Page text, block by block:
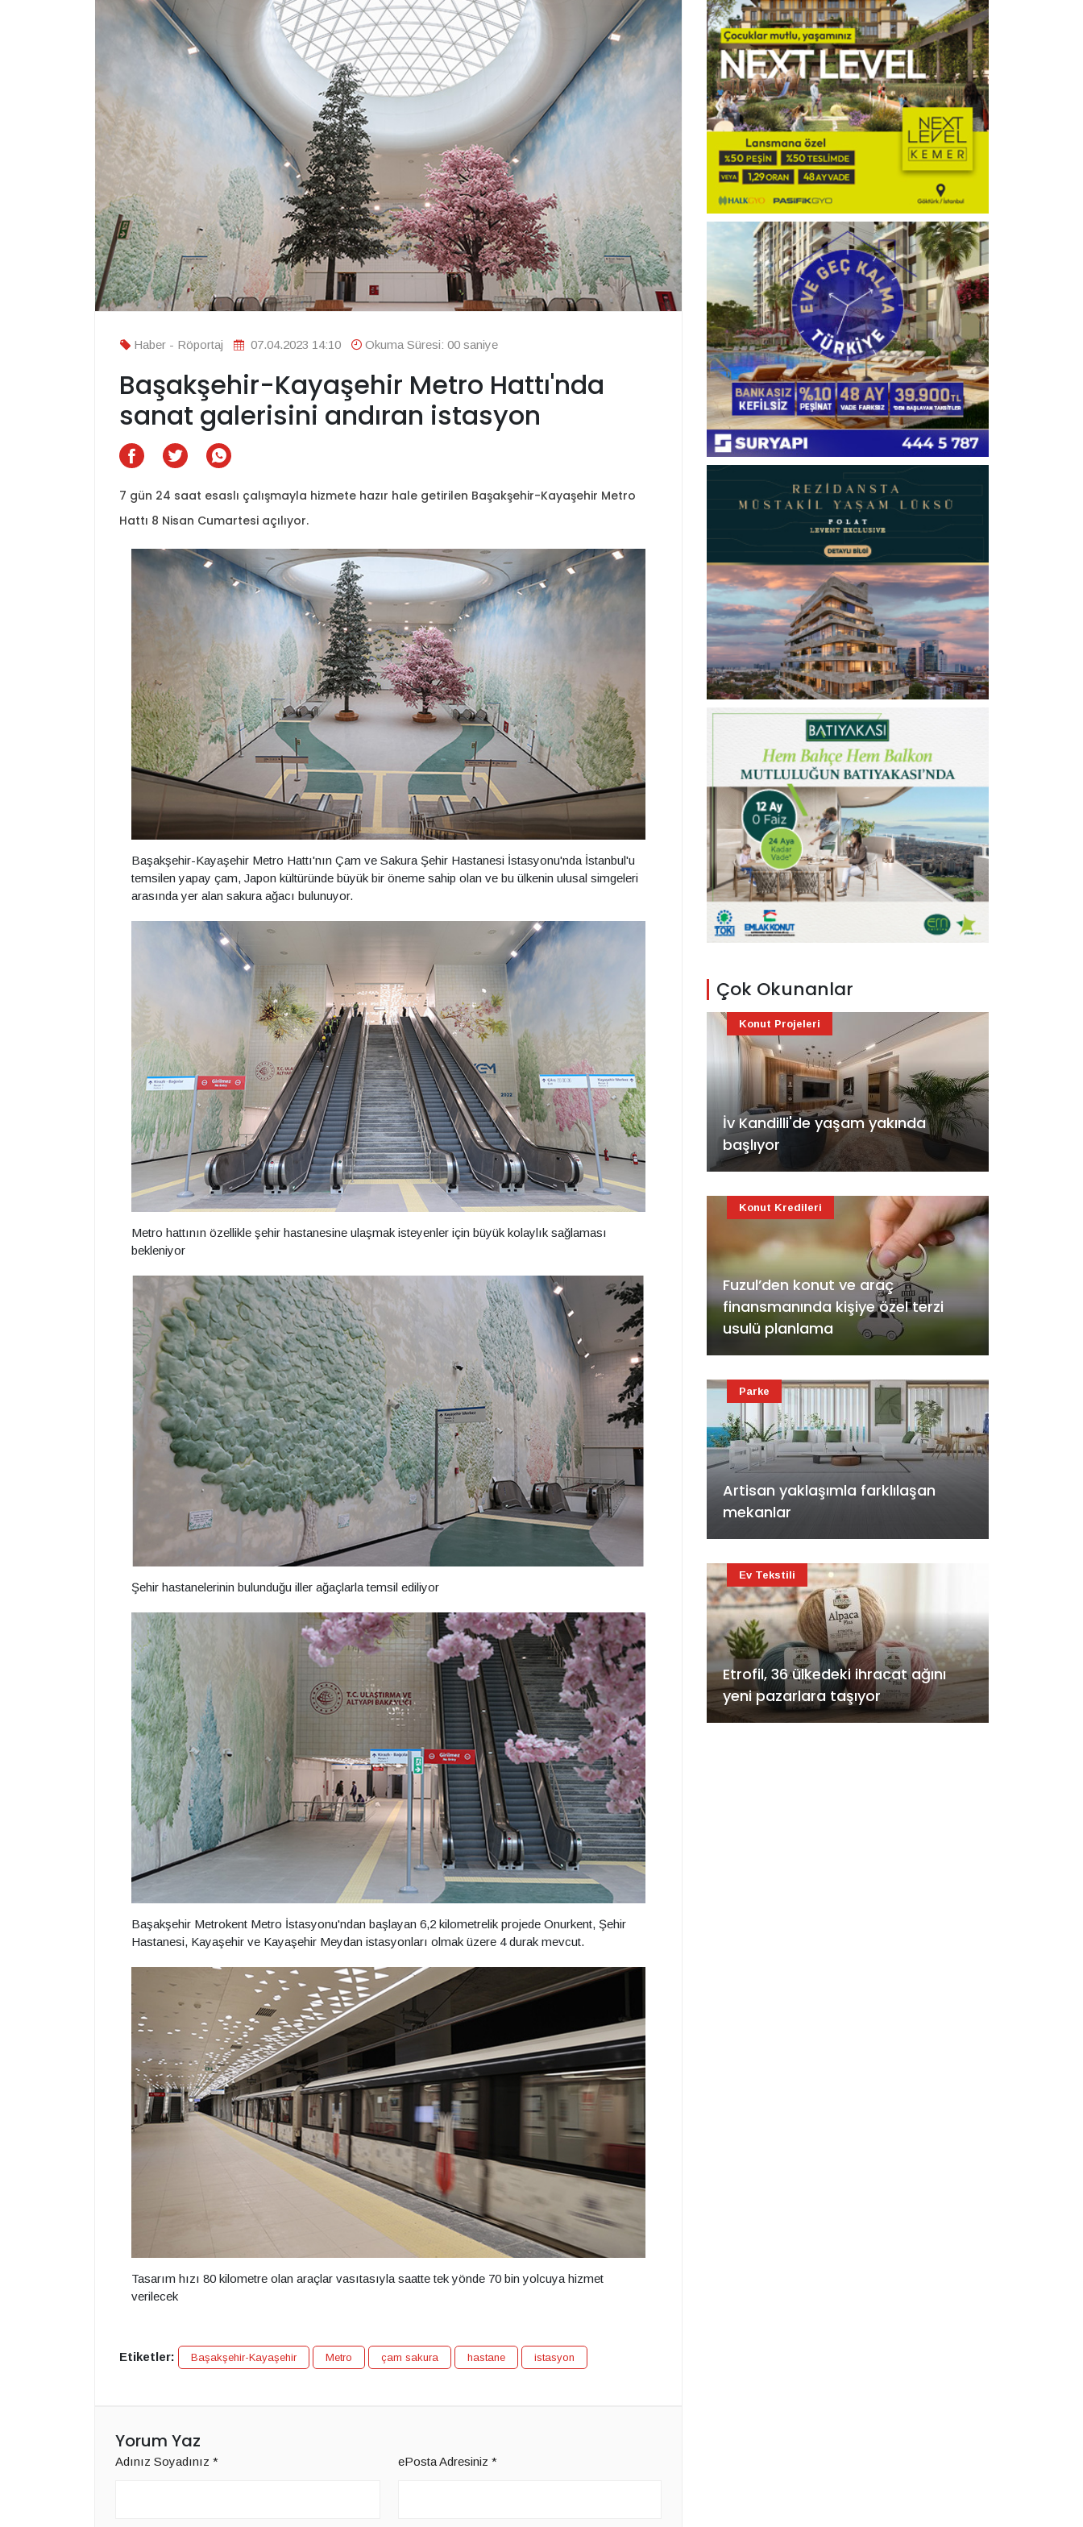
Haber - Röportaj 07.04.2023 14:10 Okuma Süresi: 00 saniye
Başakşehir-Kayaşehir Metro Hattı'nda
sanat galerisini andıran istasyon
7 gün 24 saat esaslı çalışmayla hizmete hazır hale getirilen Başakşehir-Kayaşehir Metro
Hattı 8 Nisan Cumartesi açılıyor.
Başakşehir-Kayaşehir Metro Hattı'nın Çam ve Sakura Şehir Hastanesi İstasyonu'nda İstanbul'u
temsilen yapay çam, Japon kültüründe büyük bir öneme sahip olan ve bu ülkenin ulusal simgeleri
arasında yer alan sakura ağacı bulunuyor.
Metro hattının özellikle şehir hastanesine ulaşmak isteyenler için büyük kolaylık sağlaması
bekleniyor
Şehir hastanelerinin bulunduğu iller ağaçlarla temsil ediliyor
Başakşehir Metrokent Metro İstasyonu'ndan başlayan 6,2 kilometrelik projede Onurkent, Şehir
Hastanesi, Kayaşehir ve Kayaşehir Meydan istasyonları olmak üzere 4 durak mevcut.
Tasarım hızı 80 kilometre olan araçlar vasıtasıyla saatte tek yönde 70 bin yolcuya hizmet
verilecek
Etiketler: Başakşehir-Kayaşehir Metro çam sakura hastane istasyon
Yorum Yaz
Adınız Soyadınız * ePosta Adresiniz *
Çok Okunanlar
İv Kandilli'de yaşam yakında
başlıyor
Konut Projeleri
Fuzul’den konut ve araç
finansmanında kişiye özel terzi
usulü planlama
Konut Kredileri
Artisan yaklaşımla farklılaşan
mekanlar
Parke
Etrofil, 36 ülkedeki ihracat ağını
yeni pazarlara taşıyor
Ev Tekstili